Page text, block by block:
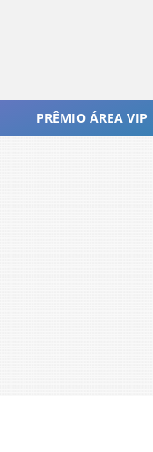
PRÊMIO ÁREA VIP